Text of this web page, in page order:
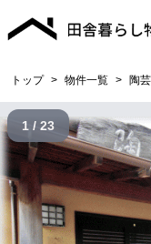
トップ > 物件一覧 > 陶
1 / 23